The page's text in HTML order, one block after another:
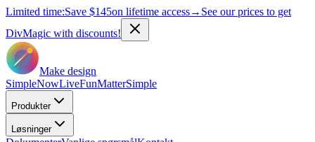
Limited time:Save $145on lifetime access→ See our prices to get
DivMagic with discounts!
Make design
SimpleNowLiveFunMatterSimple
Produkter
Løsninger